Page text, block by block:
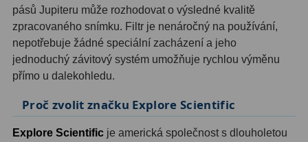
Adaptéry projekční 11
Adaptéry T239
Adaptéry M4833
Filtry L-RGB7
Filtry IR-Pass6
pásů Jupiteru může rozhodovat o výsledné kvalitě
zpracovaného snímku. Filtr je nenáročný na používání,
nepotřebuje žádné speciální zacházení a jeho
jednoduchý závitový systém umožňuje rychlou výměnu
přímo u dalekohledu.
Proč zvolit značku Explore Scientific
Explore Scientific je americká společnost s dlouholetou